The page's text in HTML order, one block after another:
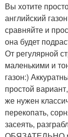
Вы хотите
английский
сравняйте и
она будет
От регулярной
маленькими и
газон:)
простой
же нужен
перекопать,
засеять,